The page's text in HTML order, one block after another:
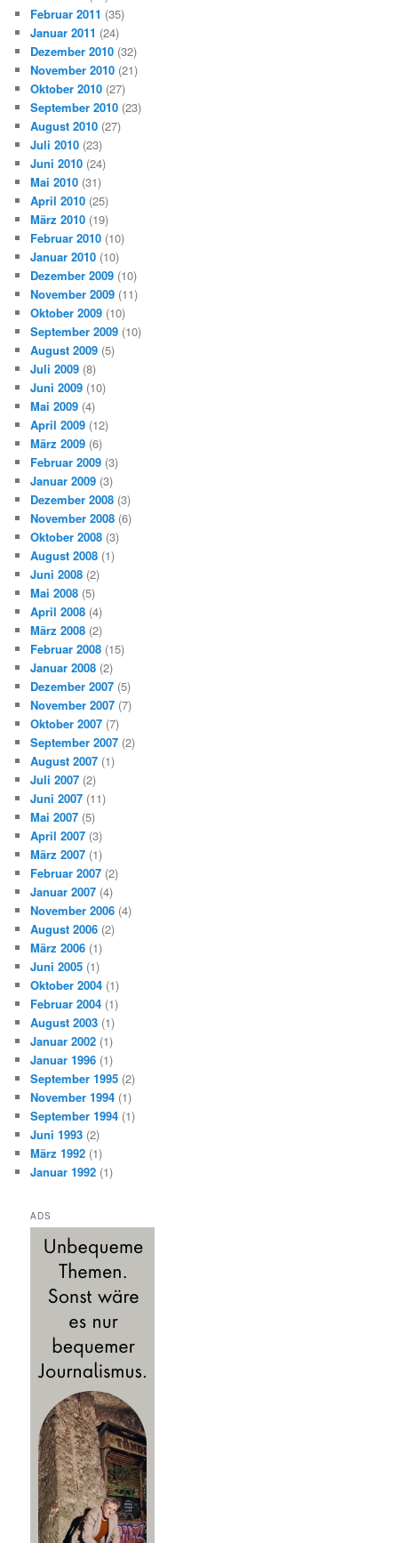
Februar 2011 (35)
Januar 2011 (24)
Dezember 2010 (32)
November 2010 (21)
Oktober 2010 (27)
September 2010 (23)
August 2010 (27)
Juli 2010 (23)
Juni 2010 (24)
Mai 2010 (31)
April 2010 (25)
März 2010 (19)
Februar 2010 (10)
Januar 2010 (10)
Dezember 2009 (10)
November 2009 (11)
Oktober 2009 (10)
September 2009 (10)
August 2009 (5)
Juli 2009 (8)
Juni 2009 (10)
Mai 2009 (4)
April 2009 (12)
März 2009 (6)
Februar 2009 (3)
Januar 2009 (3)
Dezember 2008 (3)
November 2008 (6)
Oktober 2008 (3)
August 2008 (1)
Juni 2008 (2)
Mai 2008 (5)
April 2008 (4)
März 2008 (2)
Februar 2008 (15)
Januar 2008 (2)
Dezember 2007 (5)
November 2007 (7)
Oktober 2007 (7)
September 2007 (2)
August 2007 (1)
Juli 2007 (2)
Juni 2007 (11)
Mai 2007 (5)
April 2007 (3)
März 2007 (1)
Februar 2007 (2)
Januar 2007 (4)
November 2006 (4)
August 2006 (2)
März 2006 (1)
Juni 2005 (1)
Oktober 2004 (1)
Februar 2004 (1)
August 2003 (1)
Januar 2002 (1)
Januar 1996 (1)
September 1995 (2)
November 1994 (1)
September 1994 (1)
Juni 1993 (2)
März 1992 (1)
Januar 1992 (1)
ADS